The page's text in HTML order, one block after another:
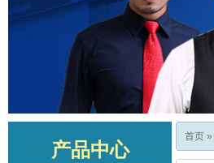
产品中心
首页 »